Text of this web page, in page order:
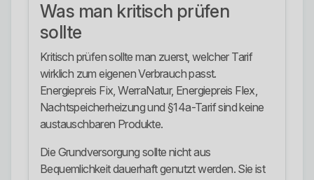
Was man kritisch prüfen
sollte
Kritisch prüfen sollte man zuerst, welcher Tarif
wirklich zum eigenen Verbrauch passt.
Energiepreis Fix, WerraNatur, Energiepreis Flex,
Nachtspeicherheizung und §14a-Tarif sind keine
austauschbaren Produkte.
Die Grundversorgung sollte nicht aus
Bequemlichkeit dauerhaft genutzt werden. Sie ist